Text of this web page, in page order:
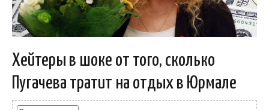
Хейтеры в шоке от того, сколько
Пугачева тратит на отдых в Юрмале